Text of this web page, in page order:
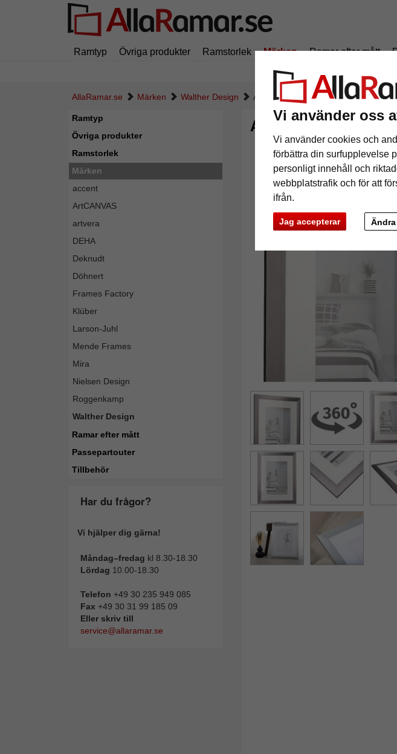
Vi använder oss
Vi använder cookies och
förbättra din surfupplevelse
personligt innehåll och
webbplatstrafik och för att
ifrån.
Jag accepterar
Ramtyp Övriga produkter Ramstorlek Märken Ramar efter mått
195 kr
AllaRamar.se Märken Walther Design Aluminiumram Aluline med
Ramtyp
Övriga produkter
Ramstorlek
Märken
accent
ArtCANVAS
artvera
DEHA
Deknudt
Döhnert
Frames Factory
Klüber
Larson-Juhl
Mende Frames
Mira
Nielsen Design
Roggenkamp
Walther Design
Ramar efter mått
Passepartouter
Tillbehör
Har du frågor?
Vi hjälper dig gärna!
Måndag–fredag kl 8.30-18.30
Lördag 10.00-18.30
Telefon +49 30 235 949 085
Fax +49 30 31 99 185 09
Eller skriv till
service@allaramar.se
Aluminiumram